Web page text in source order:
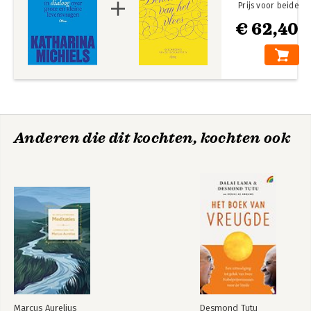
€ 62,40
Prijs voor beide
Anderen die dit kochten, kochten ook
Marcus Aurelius Desmond Tutu